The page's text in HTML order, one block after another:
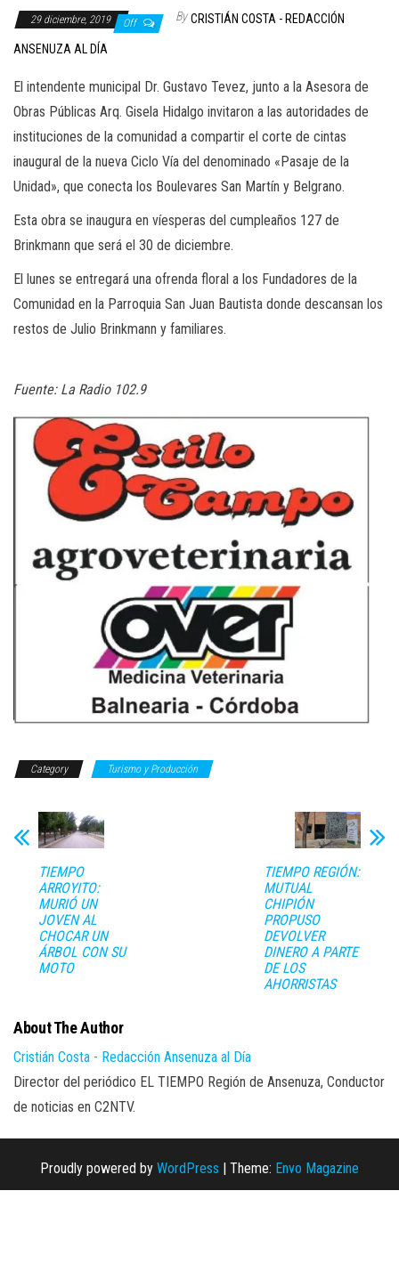
29 diciembre, 2019 Off By CRISTIÁN COSTA - REDACCIÓN
ANSENUZA AL DÍA
El intendente municipal Dr. Gustavo Tevez, junto a la Asesora de
Obras Públicas Arq. Gisela Hidalgo invitaron a las autoridades de
instituciones de la comunidad a compartir el corte de cintas
inaugural de la nueva Ciclo Vía del denominado «Pasaje de la
Unidad», que conecta los Boulevares San Martín y Belgrano.
Esta obra se inaugura en víesperas del cumpleaños 127 de
Brinkmann que será el 30 de diciembre.
El lunes se entregará una ofrenda floral a los Fundadores de la
Comunidad en la Parroquia San Juan Bautista donde descansan los
restos de Julio Brinkmann y familiares.
Fuente: La Radio 102.9
Category Turismo y Producción
TIEMPO
ARROYITO:
MURIÓ UN
JOVEN AL
CHOCAR UN
ÁRBOL CON SU
MOTO
TIEMPO REGIÓN:
MUTUAL
CHIPIÓN
PROPUSO
DEVOLVER
DINERO A PARTE
DE LOS
AHORRISTAS
About The Author
Cristián Costa - Redacción Ansenuza al Día
Director del periódico EL TIEMPO Región de Ansenuza, Conductor
de noticias en C2NTV.
Proudly powered by WordPress | Theme: Envo Magazine